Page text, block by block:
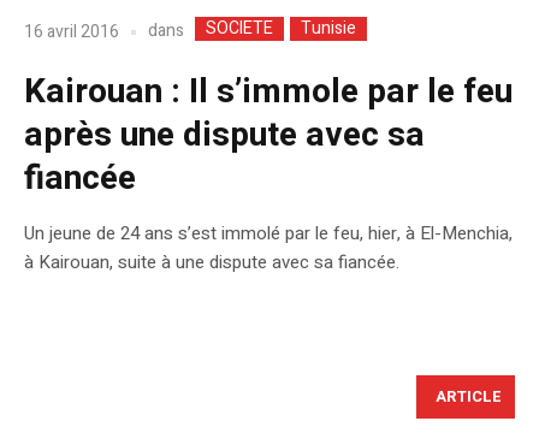
16 avril 2016 dans SOCIETE Tunisie
Kairouan : Il s’immole par le feu
après une dispute avec sa
fiancée
Un jeune de 24 ans s’est immolé par le feu, hier, à El-Menchia,
à Kairouan, suite à une dispute avec sa fiancée.
ARTICLE